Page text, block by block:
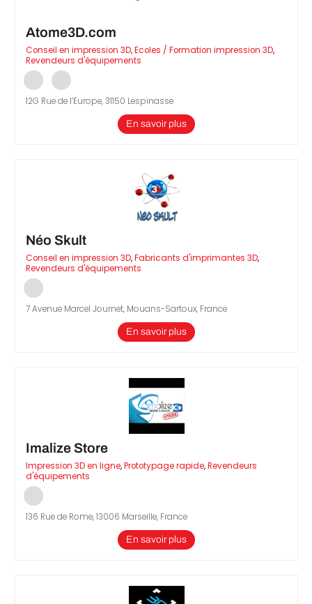
Atome3D.com
Conseil en impression 3D,Ecoles / Formation impression 3D,
Revendeurs d'équipements
12G Rue de l’Europe, 31150 Lespinasse
En savoir plus
Néo Skult
Conseil en impression 3D,Fabricants d'imprimantes 3D,
Revendeurs d'équipements
7 Avenue Marcel Journet, Mouans-Sartoux, France
En savoir plus
Imalize Store
Impression 3D en ligne,Prototypage rapide,Revendeurs
d'équipements
136 Rue de Rome, 13006 Marseille, France
En savoir plus